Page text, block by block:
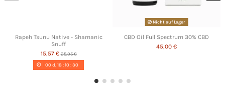
Rapeh Tsunu Native - Shamanic
Snuff
15,57 €25,95 €
00d. 18:10:30
Nicht auf Lager
CBD Oil Full Spectrum 30% CBD
45,00 €